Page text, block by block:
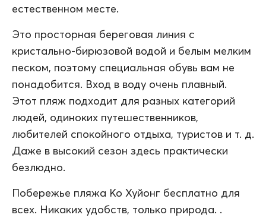
естественном месте.
Это просторная береговая линия с
кристально-бирюзовой водой и белым мелким
песком, поэтому специальная обувь вам не
понадобится. Вход в воду очень плавный.
Этот пляж подходит для разных категорий
людей, одиноких путешественников,
любителей спокойного отдыха, туристов и т. д.
Даже в высокий сезон здесь практически
безлюдно.
Побережье пляжа Ко Хуйонг бесплатно для
всех. Никаких удобств, только природа. .